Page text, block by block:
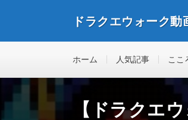
ドラクエウォーク動
ホーム 人気記事 ここ
【ドラクエ